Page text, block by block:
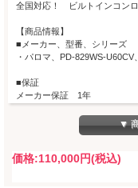
全国対応！ ビルトインコン
【商品情報】
■メーカー、型番、シリーズ
・パロマ、PD-829WS-U60CV
■保証
メーカー保証 1年
都市ガス・プロパンガス
▼
価格:110,000円(税込)